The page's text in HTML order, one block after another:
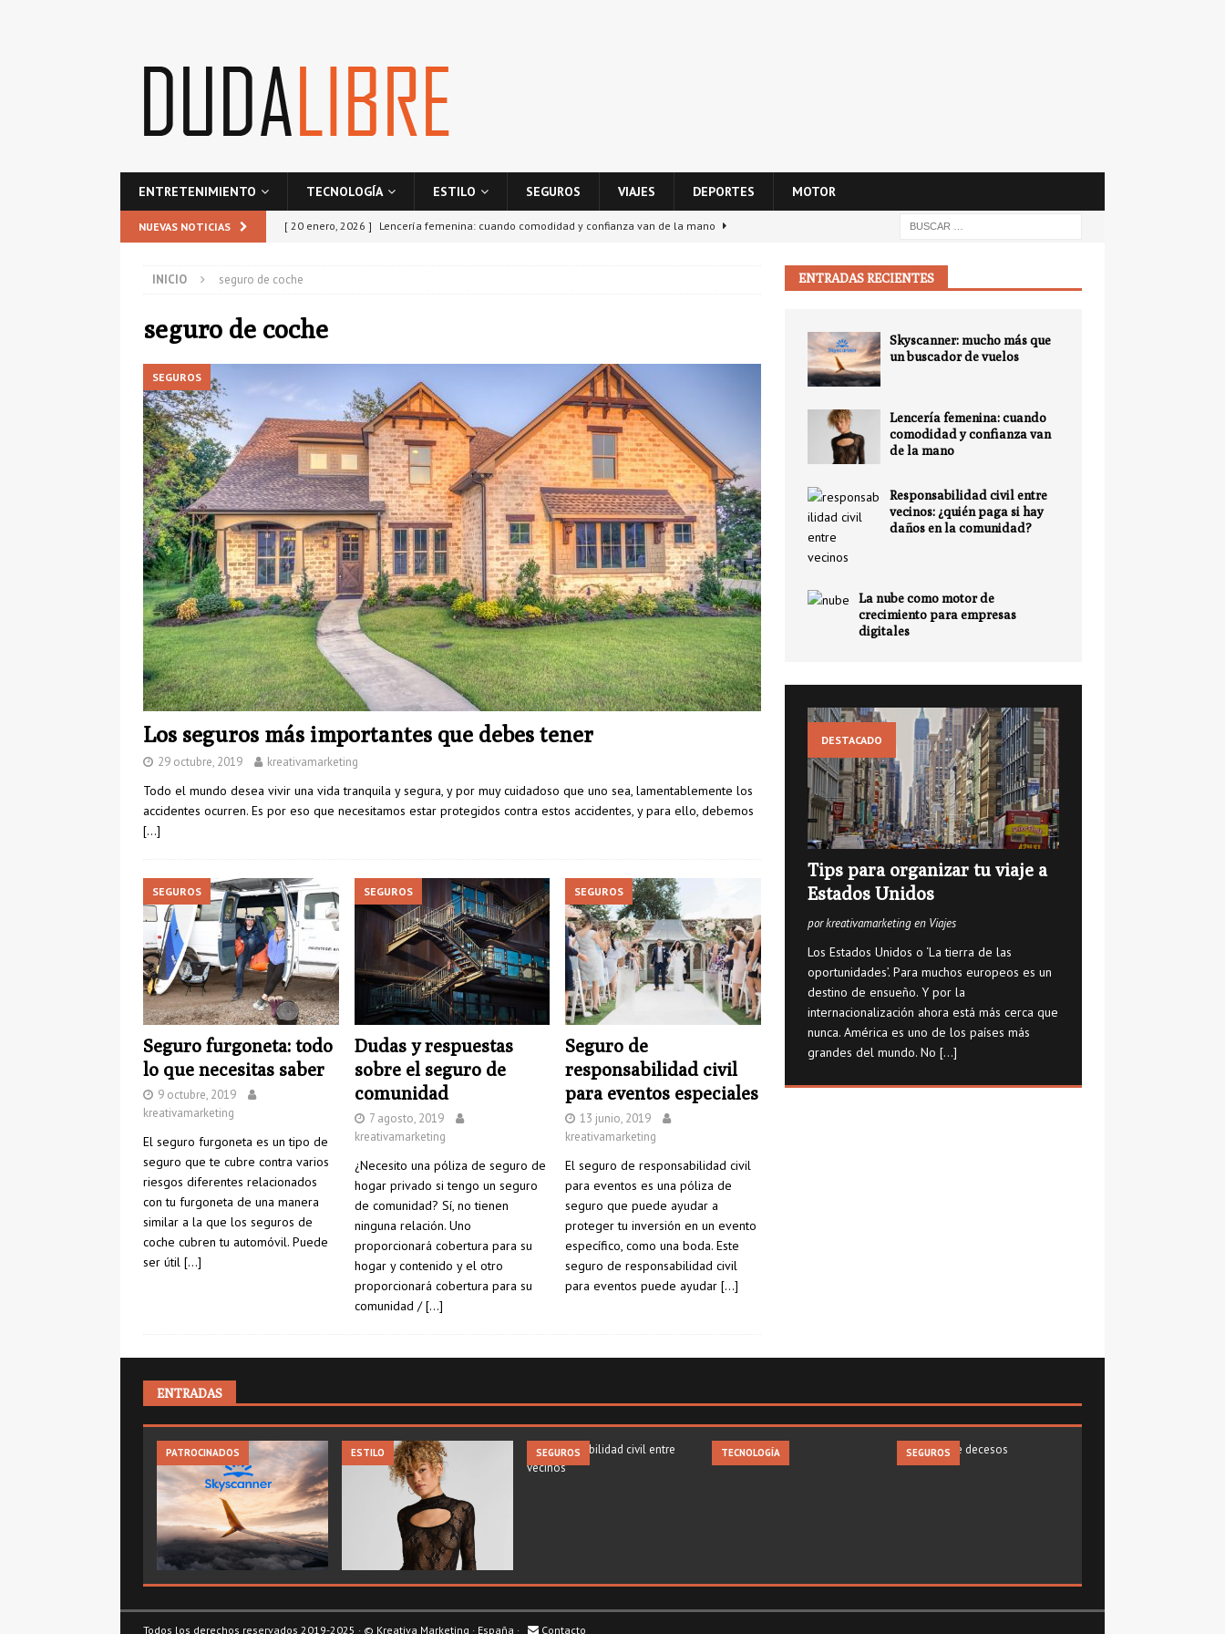
ENTRETENIMIENTO TECNOLOGÍA ESTILO SEGUROS VIAJES DEPORTES MOTOR
NUEVAS NOTICIAS [ 20 enero, 2026 ] Lencería femenina: cuando comodidad y confianza van de la mano
[ 21 octubre, 2025 ]
comunidad?
[ 24 marzo, 2025 ] Todo lo que debes saber sobre el seguro de decesos SEGUROS
[ 26 junio, 2026 ] Skyscanner: mucho más que un buscador de vuelos PATROCINADOS
INICIO seguro de coche
seguro de coche
SEGUROS
Los seguros más importantes que debes tener
29 octubre, 2019 kreativamarketing
Todo el mundo desea vivir una vida tranquila y segura, y por muy cuidadoso que uno sea, lamentablemente los
accidentes ocurren. Es por eso que necesitamos estar protegidos contra estos accidentes, y para ello, debemos
[…]
SEGUROS
Seguro furgoneta: todo
lo que necesitas saber
9 octubre, 2019
kreativamarketing
El seguro furgoneta es un tipo de
seguro que te cubre contra varios
riesgos diferentes relacionados
con tu furgoneta de una manera
similar a la que los seguros de
coche cubren tu automóvil. Puede
ser útil […]
SEGUROS
Dudas y respuestas
sobre el seguro de
comunidad
7 agosto, 2019
kreativamarketing
¿Necesito una póliza de seguro de
hogar privado si tengo un seguro
de comunidad? Sí, no tienen
ninguna relación. Uno
proporcionará cobertura para su
hogar y contenido y el otro
proporcionará cobertura para su
comunidad /[…]
SEGUROS
Seguro de
responsabilidad civil
para eventos especiales
13 junio, 2019
kreativamarketing
El seguro de responsabilidad civil
para eventos es una póliza de
seguro que puede ayudar a
proteger tu inversión en un evento
específico, como una boda. Este
seguro de responsabilidad civil
para eventos puede ayudar[…]
ENTRADAS RECIENTES
Skyscanner: mucho más que
un buscador de vuelos
Lencería femenina: cuando
comodidad y confianza van
de la mano
Responsabilidad civil entre
vecinos: ¿quién paga si hay
daños en la comunidad?
La nube como motor de
crecimiento para empresas
digitales
DESTACADO
Tips para organizar tu viaje a
Estados Unidos
por kreativamarketing en Viajes
Los Estados Unidos o ‘La tierra de las
oportunidades’. Para muchos europeos es un
destino de ensueño. Y por la
internacionalización ahora está más cerca que
nunca. América es uno de los países más
grandes del mundo. No [...]
ENTRADAS
PATROCINADOS ESTILO SEGUROS TECNOLOGÍA SEGUROS
Todos los derechos reservados 2019-2025 · © Kreativa Marketing · España · Contacto